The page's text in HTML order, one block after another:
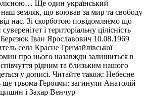
Ще один український
земляк, що воював за мир та свободу
нас. Зі скорботою повідомляємо що
і територіальну цілісність
Іван Ярославович 10.08.1969
села Красне Гримайлівської
про нього назавжди залишиться в
рідним та близьким нашого
у дописі. Читайте також: Небесне
ще трьома Героями: загинули Анатолій
і Захар Венчур